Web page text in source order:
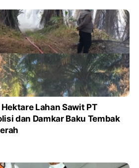
Lahan Sawit PT
dan Damkar Baku Tembak